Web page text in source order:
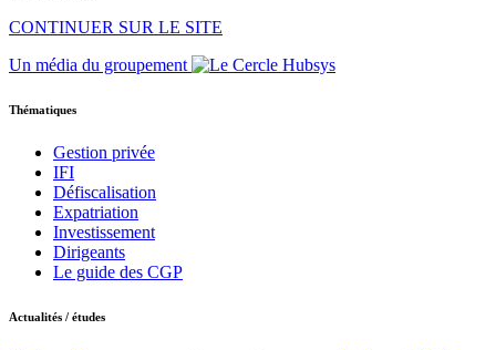
CONTINUER SUR LE SITE
Un média du groupement
Thématiques
Gestion privée
IFI
Défiscalisation
Expatriation
Investissement
Dirigeants
Le guide des CGP
Actualités / études